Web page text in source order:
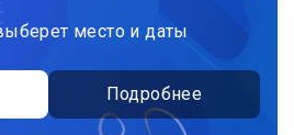
место и даты
Подробнее